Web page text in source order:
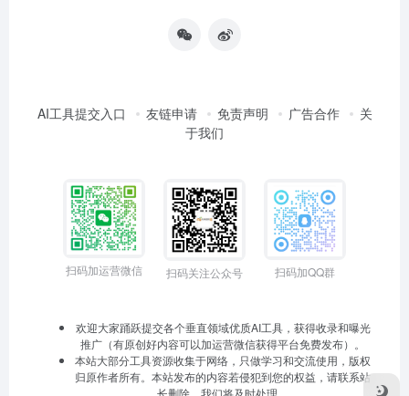
AI工具提交入口 友链申请 免责声明 广告合作
关
于我们
扫码加运营微信 扫码关注公众号 扫码加QQ群
欢迎大家踊跃提交各个垂直领域优质AI工具，获得收录和曝光
推广（有原创好内容可以加运营微信获得平台免费发布）。
本站大部分工具资源收集于网络，只做学习和交流使用，版权
归原作者所有。本站发布的内容若侵犯到您的权益，请联系站
长删除，我们将及时处理。